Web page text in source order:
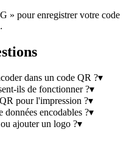
» pour enregistrer votre code
dans un code QR ?▾
ils de fonctionner ?▾
pour l'impression ?▾
données encodables ?▾
ajouter un logo ?▾